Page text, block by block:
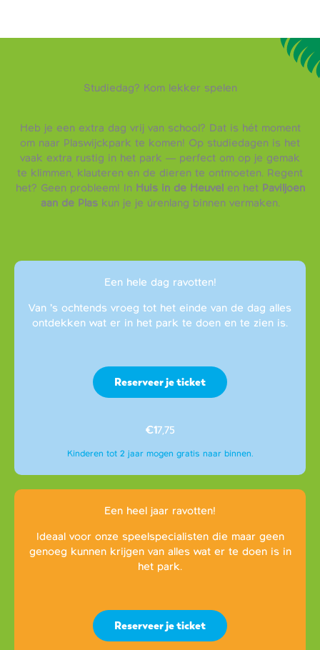
Studiedag? Kom lekker spelen
Heb je een extra dag vrij van school? Dat is hét moment
om naar Plaswijckpark te komen! Op studiedagen is het
vaak extra rustig in het park — perfect om op je gemak
te klimmen, klauteren en de dieren te ontmoeten. Regent
het? Geen probleem! In Huis in de Heuvelen het Paviljoen
aan de Plaskun je je úrenlang binnen vermaken.
Een hele dag ravotten!
Van ’s ochtends vroeg tot het einde van de dag alles
ontdekken wat er in het park te doen en te zien is.
Reserveer je ticket
€17,75
Kinderen tot 2 jaar mogen gratis naar binnen.
Een heel jaar ravotten!
Ideaal voor onze speelspecialisten die maar geen
genoeg kunnen krijgen van alles wat er te doen is in
het park.
Reserveer je ticket